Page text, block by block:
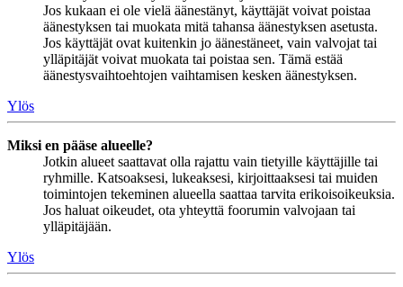
Jos kukaan ei ole vielä äänestänyt, käyttäjät voivat poistaa
äänestyksen tai muokata mitä tahansa äänestyksen asetusta.
Jos käyttäjät ovat kuitenkin jo äänestäneet, vain valvojat tai
ylläpitäjät voivat muokata tai poistaa sen. Tämä estää
äänestysvaihtoehtojen vaihtamisen kesken äänestyksen.
Ylös
Miksi en pääse alueelle?
Jotkin alueet saattavat olla rajattu vain tietyille käyttäjille tai
ryhmille. Katsoaksesi, lukeaksesi, kirjoittaaksesi tai muiden
toimintojen tekeminen alueella saattaa tarvita erikoisoikeuksia.
Jos haluat oikeudet, ota yhteyttä foorumin valvojaan tai
ylläpitäjään.
Ylös